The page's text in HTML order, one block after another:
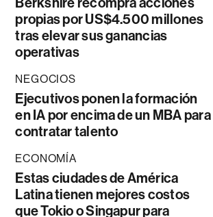
propias por US$4.500 millones
tras elevar sus ganancias
operativas
NEGOCIOS
Ejecutivos ponen la formación
en IA por encima de un MBA para
contratar talento
ECONOMÍA
Estas ciudades de América
Latina tienen mejores costos
que Tokio o Singapur para